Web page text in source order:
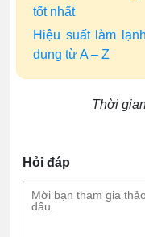
tốt nhất
Hiệu suất làm
dụng từ A – Z
Thời
Hỏi đáp